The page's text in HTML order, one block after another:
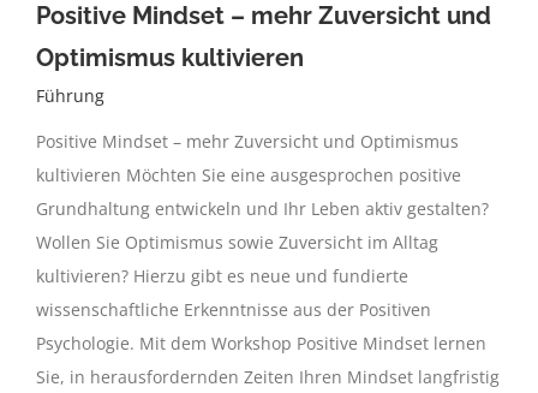
Positive Mindset – mehr Zuversicht und
Optimismus kultivieren
Führung
Positive Mindset – mehr Zuversicht und Optimismus
kultivieren Möchten Sie eine ausgesprochen positive
Grundhaltung entwickeln und Ihr Leben aktiv gestalten?
Wollen Sie Optimismus sowie Zuversicht im Alltag
kultivieren? Hierzu gibt es neue und fundierte
wissenschaftliche Erkenntnisse aus der Positiven
Psychologie. Mit dem Workshop Positive Mindset lernen
Sie, in herausfordernden Zeiten Ihren Mindset langfristig